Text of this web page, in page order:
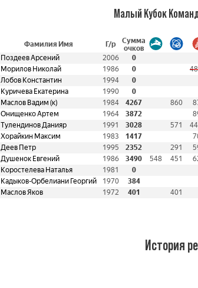
Малый Кубок
Фамилия Имя Г/р
Сумма
очков
Поздеев Арсений
2006
0
Морилов Николай
1986 0
Лобов Константин
1994
0
Куричева Екатерина
1990 0
Маслов Вадим (к)
1984 4267 860
Онищенко Артем
1964 3872
Тулендинов Данияр
1991 3028 571
Хорайкин Максим
1983 1417
Деев Петр
1995 2352 291
Душенок Евгений
1986 3490 548 451
Коростелева Наталья
1981 0
Кадыков-Орбелиани Георгий
1970 384
Маслов Яков
1972 401 401
История